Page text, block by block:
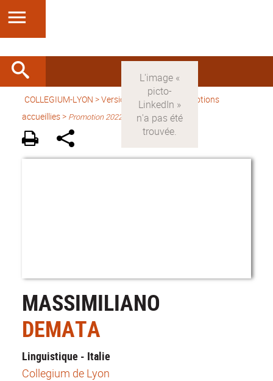
COLLEGIUM-LYON >Version française> Promotions
accueillies > Promotion 2022-2023
MASSIMILIANO
DEMATA
Linguistique - Italie
Collegium de Lyon